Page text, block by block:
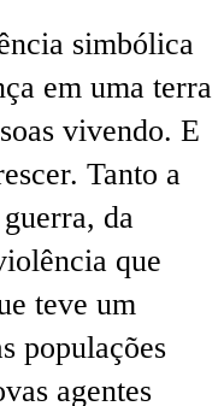
simbólica
em uma terra
vivendo. E
Tanto a
da
que
teve um
populações
agentes